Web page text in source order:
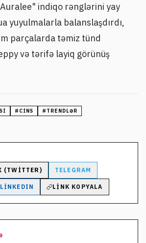
indiqo rənglərini yay
yuyulmalarla balanslaşdırdı,
parçalarda təmiz tünd
və tərifə layiq görünüş
# CINS # TRENDLƏR
(TWITTER) TELEGRAM
LINKEDIN LINK KOPYALA